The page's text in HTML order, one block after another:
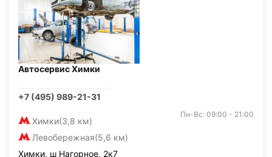
Автосервис Химки
+7 (495) 989-21-31
Химки(3,8 км)
Левобережная(5,6 км)
Пн-Вс: 09:00 - 21:00
Химки, ш Нагорное, 2к7